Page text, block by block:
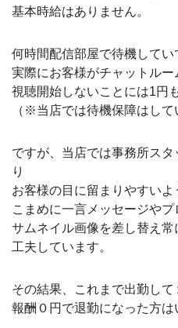
基本時給はありません。
何時間配信部屋で待機してい
実際にお客様がチャットルー
視聴開始しないことには1円
（※当店では待機保障はして
ですが、当店では事務所ス
り
お客様の目に留まりやすいよ
こまめに一言メッセージやプ
サムネイル画像を差し替え
工夫しています。
その結果、これまで出勤して
報酬０円で退勤になった方は